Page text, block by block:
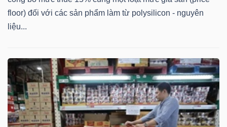
floor) đối với các sản phẩm làm từ polysilicon - nguyên
liệu...